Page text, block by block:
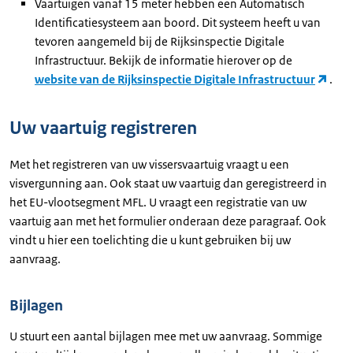
Vaartuigen vanaf 15 meter hebben een Automatisch
Identificatiesysteem aan boord. Dit systeem heeft u van
tevoren aangemeld bij de Rijksinspectie Digitale
Infrastructuur. Bekijk de informatie hierover op de
website van de Rijksinspectie Digitale Infrastructuur
.
Uw vaartuig registreren
Met het registreren van uw vissersvaartuig vraagt u een
visvergunning aan. Ook staat uw vaartuig dan geregistreerd in
het EU-vlootsegment MFL. U vraagt een registratie van uw
vaartuig aan met het formulier onderaan deze paragraaf. Ook
vindt u hier een toelichting die u kunt gebruiken bij uw
aanvraag.
Bijlagen
U stuurt een aantal bijlagen mee met uw aanvraag. Sommige